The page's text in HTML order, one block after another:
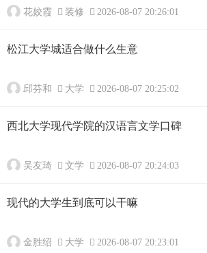
花姣霞 装修 2026-08-07 20:26:01
松江大学城适合做什么生意
邱芬和 大学 2026-08-07 20:25:02
西北大学现代学院的汉语言文学口碑
吴友琦 文学 2026-08-07 20:24:03
现代的大学生到底可以干嘛
金胜绍 大学 2026-08-07 20:23:01